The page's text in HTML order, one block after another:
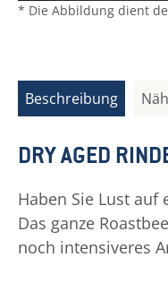
* Die Abbildung dient
Beschreibung
DRY AGED
Haben Sie Lust auf
Das ganze
noch intensiveres